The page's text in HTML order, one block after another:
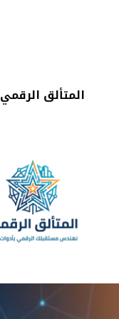
المتألق الرقمي